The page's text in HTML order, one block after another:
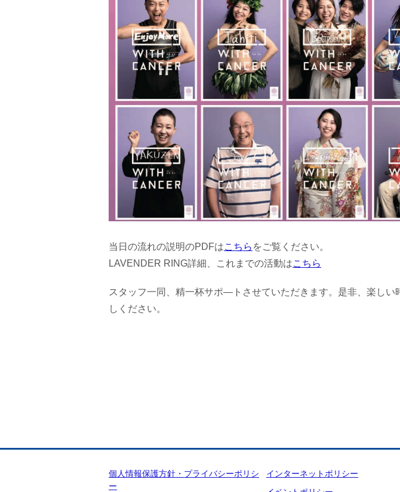
当日の流れの説明のPDFはこちら をご覧ください。
LAVENDER RING詳細、これまでの活動はこちら
スタッフ一同、精一杯サポ―トさせていただきます。是非、楽しい
しください。
個人情報保護方針・プライバシーポリシ
ー
インターネットポリシー